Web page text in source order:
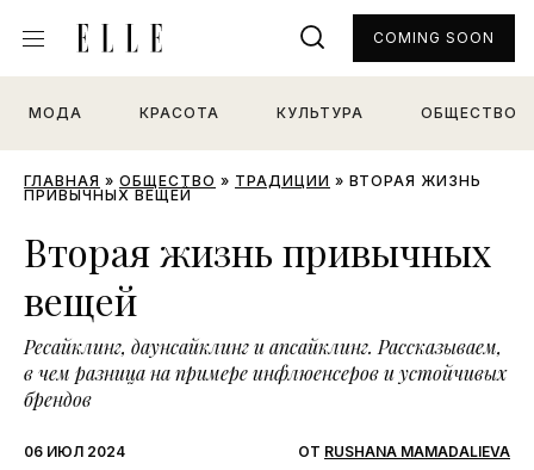
МОДА КРАСОТА КУЛЬТУРА ОБЩЕСТВО
COMING SOON
ГЛАВНАЯ » ОБЩЕСТВО » ТРАДИЦИИ » ВТОРАЯ ЖИЗНЬ
ПРИВЫЧНЫХ ВЕЩЕЙ
Вторая жизнь привычных
вещей
Ресайклинг, даунсайклинг и апсайклинг. Рассказываем,
в чем разница на примере инфлюенсеров и устойчивых
брендов
06 ИЮЛ 2024 ОТ RUSHANA MAMADALIEVA